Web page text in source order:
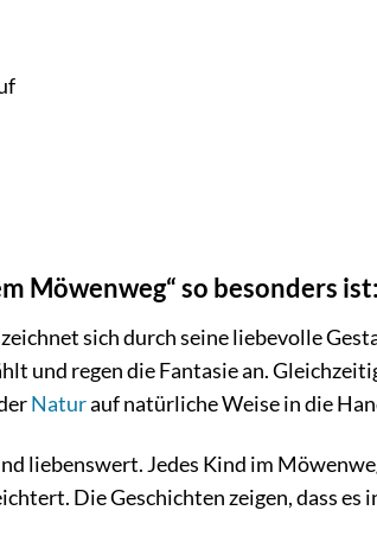
Möwenweg“ so besonders
sich durch seine liebevolle
und regen die Fantasie an.
Naturauf natürliche Weise in die
liebenswert. Jedes Kind im
Die Geschichten zeigen, dass es